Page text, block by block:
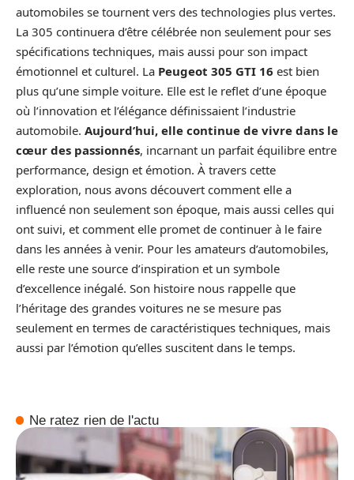
automobiles se tournent vers des technologies plus vertes.
La 305 continuera d’être célébrée non seulement pour ses
spécifications techniques, mais aussi pour son impact
émotionnel et culturel. La Peugeot 305 GTI 16 est bien
plus qu’une simple voiture. Elle est le reflet d’une époque
où l’innovation et l’élégance définissaient l’industrie
automobile. Aujourd’hui, elle continue de vivre dans le
cœur des passionnés, incarnant un parfait équilibre entre
performance, design et émotion. À travers cette
exploration, nous avons découvert comment elle a
influencé non seulement son époque, mais aussi celles qui
ont suivi, et comment elle promet de continuer à le faire
dans les années à venir. Pour les amateurs d’automobiles,
elle reste une source d’inspiration et un symbole
d’excellence inégalé. Son histoire nous rappelle que
l’héritage des grandes voitures ne se mesure pas
seulement en termes de caractéristiques techniques, mais
aussi par l’émotion qu’elles suscitent dans le temps.
Ne ratez rien de l'actu